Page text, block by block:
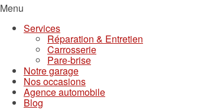
Menu
Services
Réparation & Entretien
Carrosserie
Pare-brise
Notre garage
Nos occasions
Agence automobile
Blog